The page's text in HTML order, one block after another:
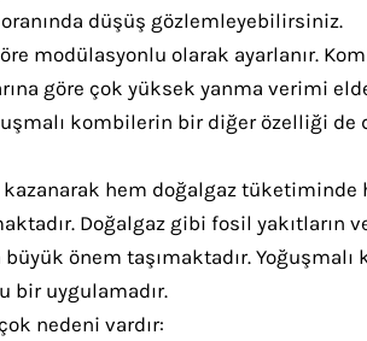
düşüş gözlemleyebilirsiniz.
modülasyonlu olarak ayarlanır.
göre çok yüksek yanma verimi
kombilerin bir diğer özelliği de
kazanarak hem doğalgaz
Doğalgaz gibi fosil yakıtların
önem taşımaktadır.
bir uygulamadır.
nedeni vardır: